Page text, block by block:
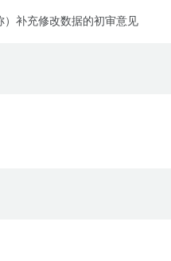
补充修改数据的初审意见